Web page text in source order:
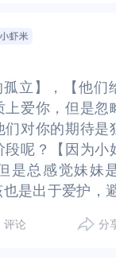
丧失之痛和分离
要的平等真诚的
自己，在看清真
心脆弱，接纳
到你感觉安全
能力。这些需
么，也会被什么
受情绪痛苦的
分离之痛，带着
诚的爱，这一切
清真相后，有
接纳丧失的勇
安全真诚的人
些需要慢慢在
什么所控制，
苦的能力，建
可以付出多少，
作量一样，事
隐喻有些冒犯，
情绪和客观需要
重要的一方面，
，我们只要点
享一些小小的
如果有觉得不
给我。好好照
大，再去抚慰创
付出多少，就像
一样，事实上
有些冒犯，请原
和客观需要的一
的一方面，自我
们只要点起火
些小小的视角
有觉得不适合
。好好照顾自
再去抚慰创伤，
后家庭对你的财
）好像一张不
平还原。你依然
好，却依然主动
们沟通、靠近。
和恨意的翻涌
脱离出来，你采
与家庭的关系
，同时保护好
你的财产的控
一张不断被揉皱
。你依然在努力
依然主动恢复拉
靠近。努力过
意的翻涌。你
出来，你采取了
庭的关系。那
时保护好自己
习心理学”时，
来了一些，才能
样。下面是对你
你有个参考作
间，我一直在
真正的“课题分
受到的，你在
“客体分离”。
题分离指的是
客体分离指的是
育者父母。虽
学”时，压在心
些，才能长出一
面是对你提问
个参考作用吧。
一直在处理和
“课题分离”。
，你在处理原
分离”。这是两
指的是责任归
离指的是人，重
母。虽然你现
孤立】，【他们
爱你，但是忽
们对你的期待是
呢？【因为小
是总感觉妹妹
是出于爱护，
道可能不是没
爱你，但是忽
对你的期待是
呢？【因为小
是总感觉妹妹
是出于爱护，
能不是没有爱
评论 分